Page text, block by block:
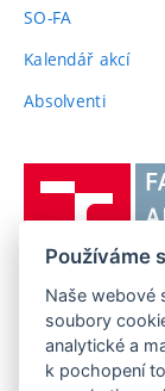
SO-FA
Kalendář akcí
Absolventi(externí
FAKULTA
Poříčí 273/5,
Telefon: 54114
Používáme
Naše webové
soubory
analytické a
k pochopení